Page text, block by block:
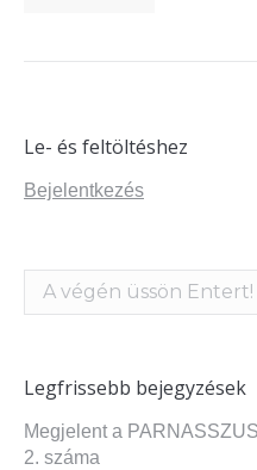
Le- és feltöltéshez
Bejelentkezés
Search:
Legfrissebb bejegyzések
Megjelent a
2. száma